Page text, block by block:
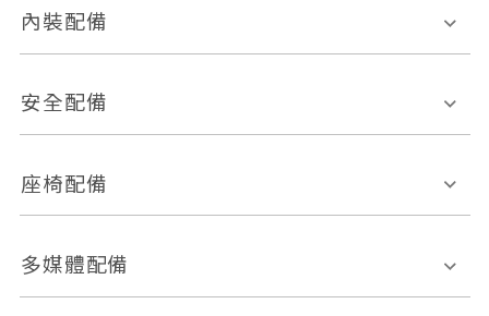
電動天窗
後視鏡方向指示燈
內裝配備
多功能方向盤
恆溫空調
安全配備
前座正面氣囊
ABS防鎖死
座椅配備
皮椅
多媒體配備